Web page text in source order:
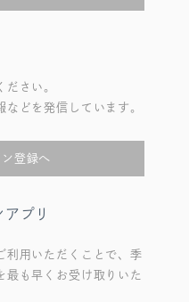
ださい。
どを発信しています。
登録へ
プリ
利用いただくことで、季
最も早くお受け取りいた